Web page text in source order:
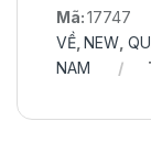
Mã:17747
VỀ,NEW
NAM